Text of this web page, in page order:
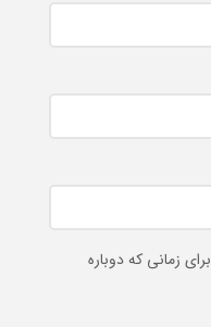
زمانی که دوباره